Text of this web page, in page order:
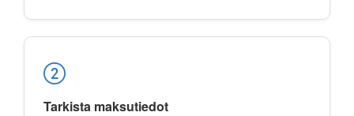
Tarkista maksutiedot